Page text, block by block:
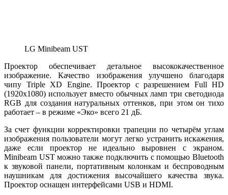
LG Minibeam UST
Проектор обеспечивает детальное высококачественное
изображение. Качество изображения улучшено благодаря
чипу Triple XD Engine. Проектор с разрешением Full HD
(1920х1080) использует вместо обычных ламп три светодиода
RGB для создания натуральных оттенков, при этом он тихо
работает – в режиме «Эко» всего 21 дБ.
За счет функции корректировки трапеции по четырём углам
изображения пользователи могут легко устранить искажения,
даже если проектор не идеально выровнен с экраном.
Minibeam UST можно также подключить с помощью Bluetooth
к звуковой панели, портативным колонкам и беспроводным
наушникам для достижения высочайшего качества звука.
Проектор оснащен интерфейсами USB и HDMI.